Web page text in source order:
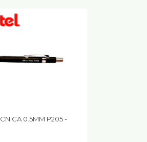
0.5MM P205 -